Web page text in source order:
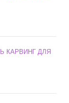
КАРВИНГ ДЛЯ